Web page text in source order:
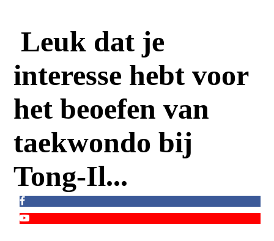
Leuk dat je
interesse hebt voor
het beoefen van
taekwondo bij
Tong-Il...